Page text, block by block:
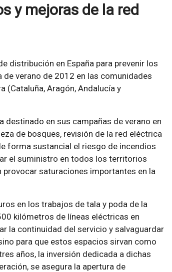
y mejoras de la red
distribución en España para prevenir los
verano de 2012 en las comunidades
Aragón, Andalucía y
en sus campañas de verano en
de bosques, revisión de la red eléctrica
forma sustancial el riesgo de incendios
el suministro en todos los territorios
saturaciones importantes en la
en los trabajos de tala y poda de la
kilómetros de líneas eléctricas en
la continuidad del servicio y salvaguardar
para que estos espacios sirvan como
años, la inversión dedicada a dichas
se asegura la apertura de